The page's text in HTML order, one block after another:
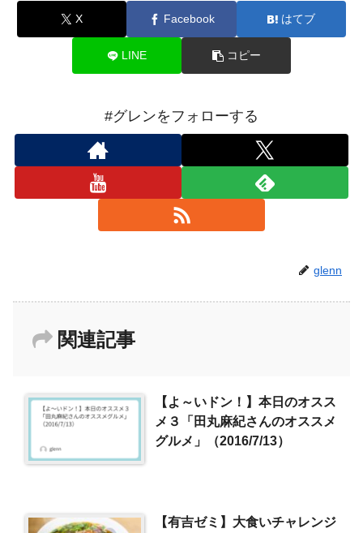
X Facebook はてブ
LINE コピー
#グレンをフォローする
glenn
関連記事
【よ～いドン！】本日のオスス
メ３「田丸麻紀さんのオススメ
グルメ」（2016/7/13）
【有吉ゼミ】大食いチャレンジ